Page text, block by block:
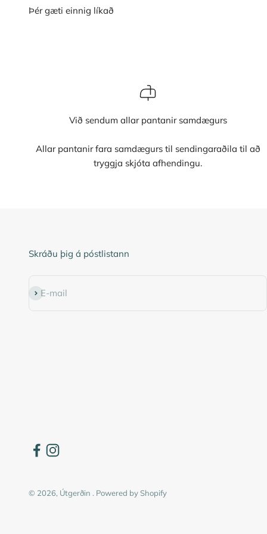
Við sendum allar pantanir samdægurs
Allar pantanir fara samdægurs til sendingaraðila til að
tryggja skjóta afhendingu.
Skráðu þig á póstlistann
E-mail
Subscribe
© 2026, Útgerðin . Powered by Shopify